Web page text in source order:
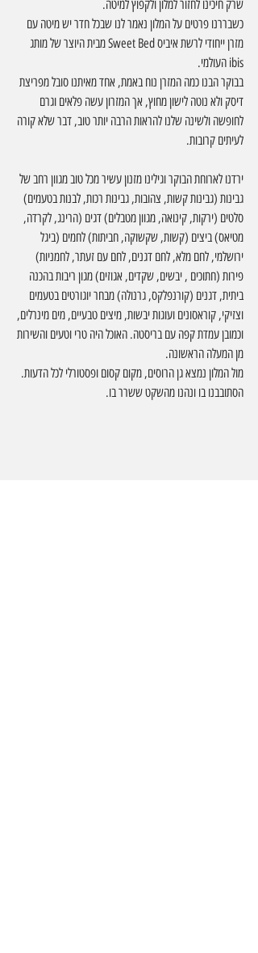
שרק חיכינו לחזור למלון ולקפוץ למיטה.
כשבררנו פרטים על המלון נאמר לנו שבכל חדר יש מיטה עם
מזרן ייחודי לרשת איביס Sweet Bed מבית היוצר של מותג
ibis העולמי.
בבוקר הבנו כמה המזרן נוח באמת, אחד מאיתנו סובל מפריצת
דיסק ולא נוטה לישון מחוץ, אך המזרון עשה פלאים וגרם
לחופשה ולשינה שלנו להראות הרבה יותר טוב, דבר שלא קורה
לעיתים קרובות.
ירדנו לארוחת הבוקר וגילינו מזנון עשיר מכל טוב מגוון רחב של
גבינות (גבינות קשות, צהובות, גבינות רכות, לבנות בטעמים)
סלטים (ירקות, קינואה, מגוון מטבלים) דגים (הרינג, לקרדה,
מטיאס) ביצים (קשות, שקשוקה, חביתות) לחמים (ביגל
ירושלמי, לחם מלא, לחם דגנים, לחם עם זעתר, לחמניות)
פירות (חתוכים , יבשים, שקדים, אגוזים) מגון ריבות בהכנה
ביתית, דגנים (קורנפלקס, גרנולה) מבחר יוגורטים בטעמים
וצזיקי, קוראסונים ועוגות יבשות, מיצים טבעיים, מים מינרלים,
וכמובן עמדת קפה עם בריסטה. האוכל היה טרי וטעים והשירות
מן המעלה הראשונה.
מול המלון נמצא גן הרוסים, מקום קסום ופסטורלי לכל הדעות.
הסתובבנו בו ונהנו מהשקט ששרר בו.